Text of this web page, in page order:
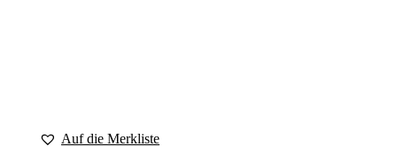
Auf die Merkliste